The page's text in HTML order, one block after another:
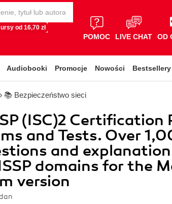
od 16,70 zł
POMOC LIVE CHAT OD
Audiobooki Promocje Nowości Bestsellery
📚 Bezpieczeństwo sieci
(ISC)2 Certification
and Tests. Over
and
domains for the
version